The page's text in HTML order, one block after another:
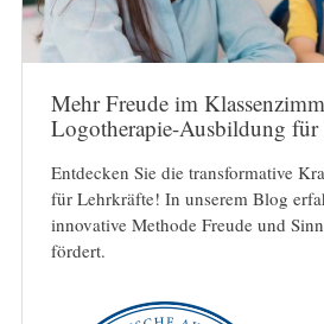
Mehr Freude im
Logotherapie-Ausbildung für
Entdecken Sie die transformative
für Lehrkräfte! In unserem Blog
innovative Methode Freude und
fördert.